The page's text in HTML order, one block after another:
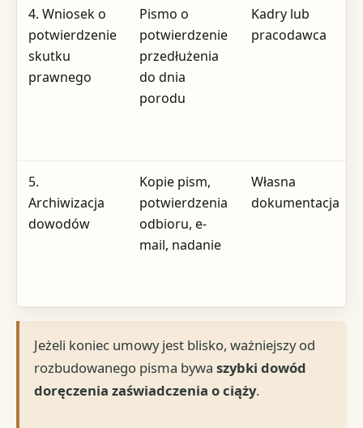
4. Wniosek o
potwierdzenie
skutku
prawnego
Pismo o
potwierdzenie
przedłużenia
do dnia
porodu
Kadry lub
pracodawca
5.
Archiwizacja
dowodów
Kopie pism,
potwierdzenia
odbioru, e-
mail, nadanie
Własna
dokumentacja
Jeżeli koniec umowy jest blisko, ważniejszy od
rozbudowanego pisma bywaszybki dowód
doręczenia zaświadczenia o ciąży.